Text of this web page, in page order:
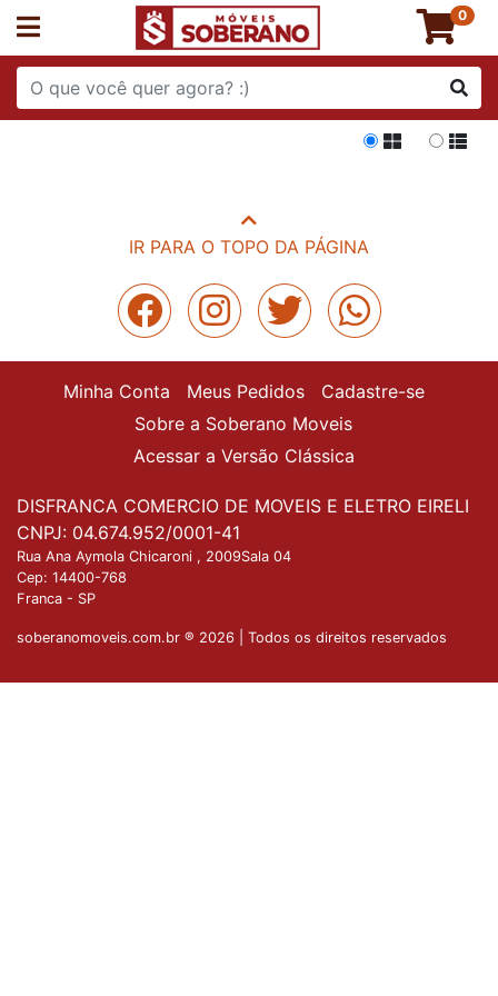
0
Grade
IR PARA O TOPO DA PÁGINA
Minha Conta Meus Pedidos
Cadastre-se
Sobre a Soberano Moveis
Acessar a Versão Clássica
DISFRANCA COMERCIO DE MOVEIS E ELETRO EIRELI
CNPJ: 04.674.952/0001-41
Rua Ana Aymola Chicaroni , 2009Sala 04
Cep: 14400-768
Franca - SP
soberanomoveis.com.br ® 2026 | Todos os direitos reservados